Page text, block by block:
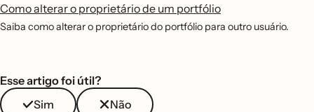
Como alterar o proprietário de um portfólio
Saiba como alterar o proprietário do portfólio para outro usuário.
Esse artigo foi útil?
Sim
Não